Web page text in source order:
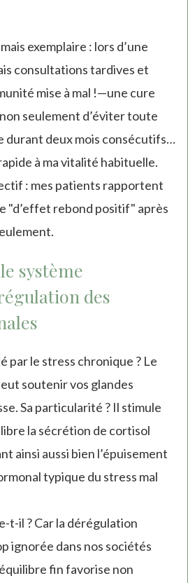
exemplaire : lors d’une
consultations tardives et
mise à mal !—une cure
seulement d’éviter toute
deux mois consécutifs…
à ma vitalité habituelle.
: mes patients rapportent
"d’effet rebond positif" après
système
des
par le stress chronique ? Le
soutenir vos glandes
Sa particularité ? Il stimule
la sécrétion de cortisol
ainsi aussi bien l’épuisement
typique du stress mal
t-il ? Car la dérégulation
ignorée dans nos sociétés
fin favorise non